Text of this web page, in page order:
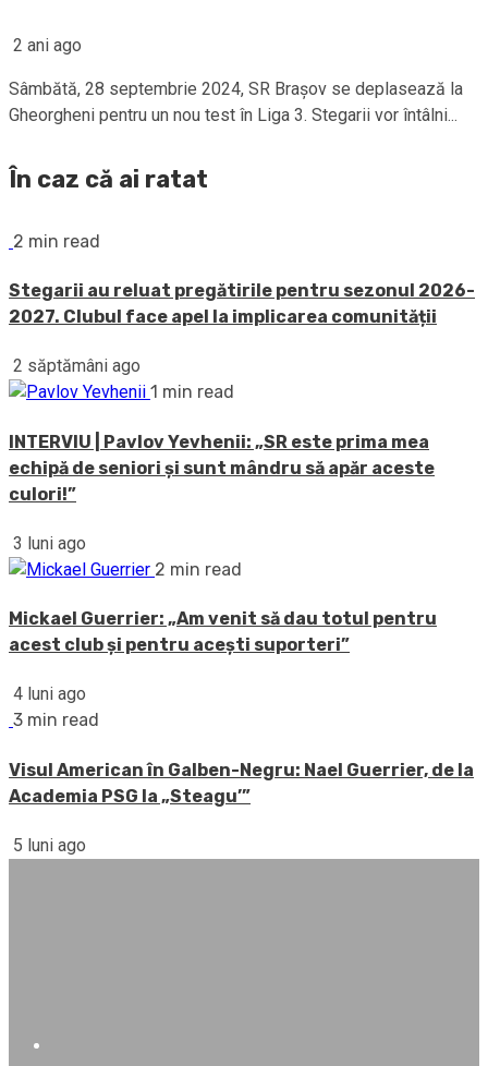
2 ani ago
Sâmbătă, 28 septembrie 2024, SR Brașov se deplasează la
Gheorgheni pentru un nou test în Liga 3. Stegarii vor întâlni...
În caz că ai ratat
2 min read
Stegarii au reluat pregătirile pentru sezonul 2026-
2027. Clubul face apel la implicarea comunității
2 săptămâni ago
1 min read
INTERVIU | Pavlov Yevhenii: „SR este prima mea
echipă de seniori și sunt mândru să apăr aceste
culori!”
3 luni ago
2 min read
Mickael Guerrier: „Am venit să dau totul pentru
acest club și pentru acești suporteri”
4 luni ago
3 min read
Visul American în Galben-Negru: Nael Guerrier, de la
Academia PSG la „Steagu’”
5 luni ago